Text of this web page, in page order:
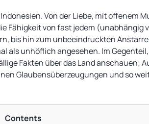
Von der Liebe, mit offenem
Fähigkeit von fast jedem (unabhängig
bis hin zum unbeeindruckten
als unhöflich angesehen. Im
Fakten über das Land anschauen;
Glaubensüberzeugungen und so
Contents